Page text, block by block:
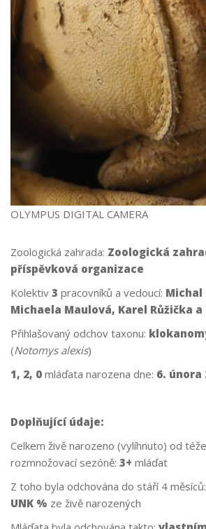
OLYMPUS DIGITAL CAMERA
Zoologická zahrada: Zoologická
příspěvková organizace
Kolektiv 3 pracovníků a vedoucí:
Michaela Maulová, Karel Růžička a
Přihlašovaný odchov taxonu:
(Notomys alexis)
1, 2, 0 mláďata narozena dne: 6. února
Doplňující údaje:
Celkem živě narozeno (vylíhnuto) od
rozmnožovací sezóně: 3+ mláďat
Z toho byla odchována do stáří 4 měsíců:
UNK % ze živě narozených